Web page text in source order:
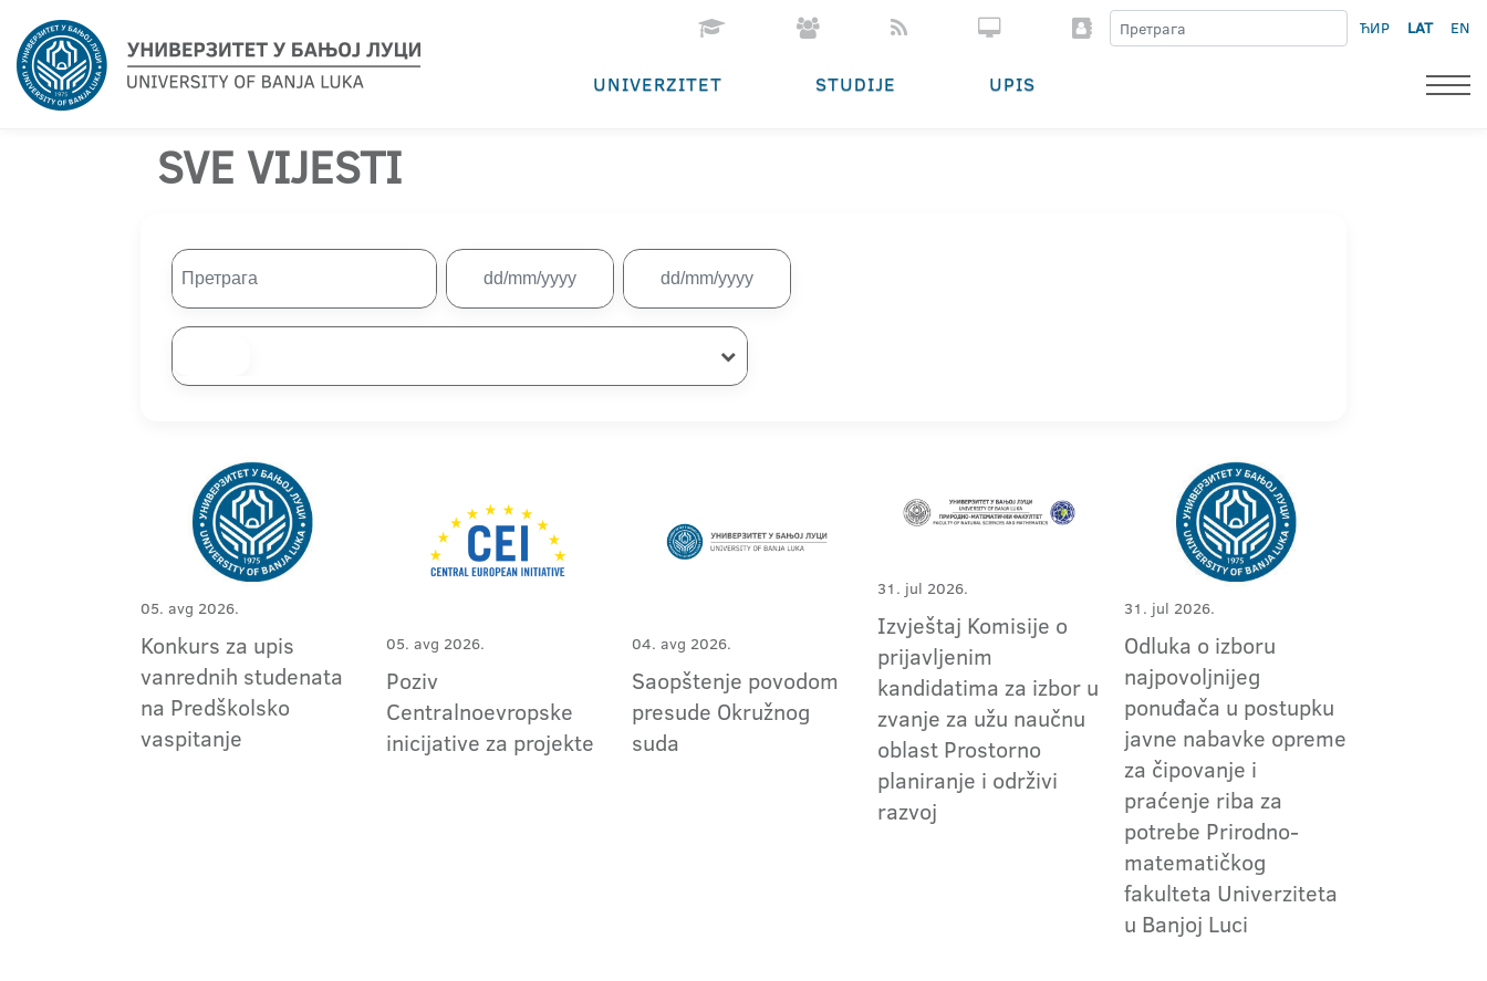
ЋИР LAT EN
UNIVERZITET STUDIJE UPIS
SVE VIJESTI
05. avg 2026.
Konkurs za upis
vanrednih studenata
na Predškolsko
vaspitanje
05. avg 2026.
Poziv
Centralnoevropske
inicijative za projekte
04. avg 2026.
Saopštenje povodom
presude Okružnog
suda
31. jul 2026.
Izvještaj Komisije o
prijavljenim
kandidatima za izbor u
zvanje za užu naučnu
oblast Prostorno
planiranje i održivi
razvoj
31. jul 2026.
Odluka o izboru
najpovoljnijeg
ponuđača u postupku
javne nabavke opreme
za čipovanje i
praćenje riba za
potrebe Prirodno-
matematičkog
fakulteta Univerziteta
u Banjoj Luci